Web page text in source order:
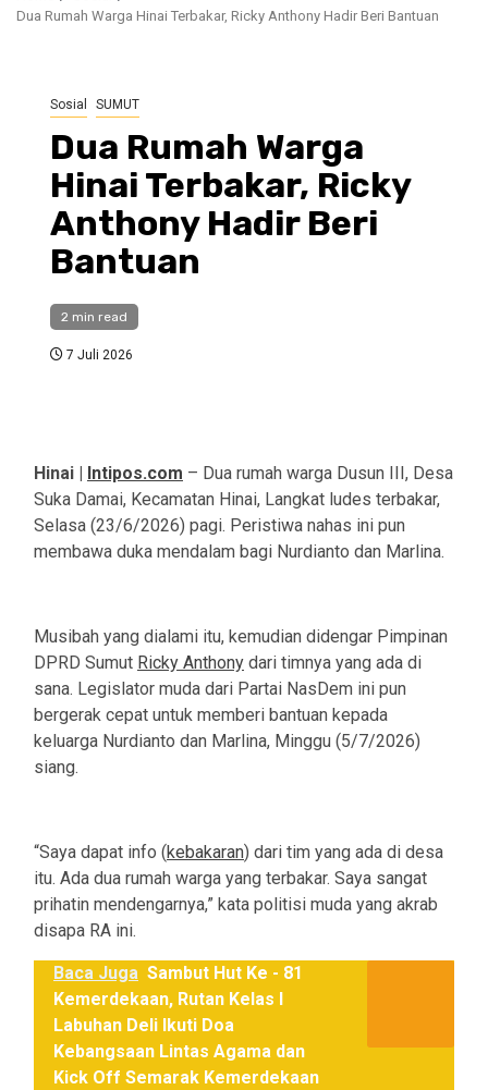
Dua Rumah Warga Hinai Terbakar, Ricky Anthony Hadir Beri Bantuan
Sosial SUMUT
Dua Rumah Warga
Hinai Terbakar, Ricky
Anthony Hadir Beri
Bantuan
2 min read
7 Juli 2026
Hinai | Intipos.com – Dua rumah warga Dusun III, Desa
Suka Damai, Kecamatan Hinai, Langkat ludes terbakar,
Selasa (23/6/2026) pagi. Peristiwa nahas ini pun
membawa duka mendalam bagi Nurdianto dan Marlina.
Musibah yang dialami itu, kemudian didengar Pimpinan
DPRD Sumut Ricky Anthony dari timnya yang ada di
sana. Legislator muda dari Partai NasDem ini pun
bergerak cepat untuk memberi bantuan kepada
keluarga Nurdianto dan Marlina, Minggu (5/7/2026)
siang.
“Saya dapat info (kebakaran) dari tim yang ada di desa
itu. Ada dua rumah warga yang terbakar. Saya sangat
prihatin mendengarnya,” kata politisi muda yang akrab
disapa RA ini.
Baca Juga Sambut Hut Ke - 81
Kemerdekaan, Rutan Kelas I
Labuhan Deli Ikuti Doa
Kebangsaan Lintas Agama dan
Kick Off Semarak Kemerdekaan